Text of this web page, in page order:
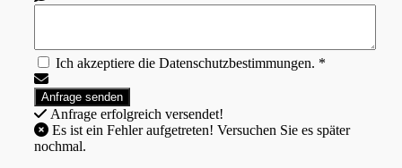
Ich akzeptiere die Datenschutzbestimmungen. *
Anfrage erfolgreich versendet!
nochmal.